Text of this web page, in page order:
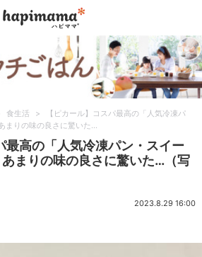
食生活 >
【ピカール】コスパ最高の「人気冷凍パ
まりの味の良さに驚いた…
最高の「人気冷凍パン・スイー
まりの味の良さに驚いた…（写
2023.8.29 16:00